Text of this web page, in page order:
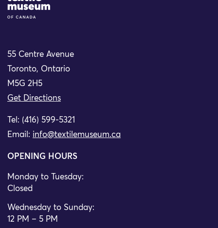
55 Centre Avenue
Toronto, Ontario
M5G 2H5
Get Directions
Tel: (416) 599-5321
Email: info@textilemuseum.ca
OPENING HOURS
Monday to Tuesday:
Closed
Wednesday to Sunday:
12 PM – 5 PM